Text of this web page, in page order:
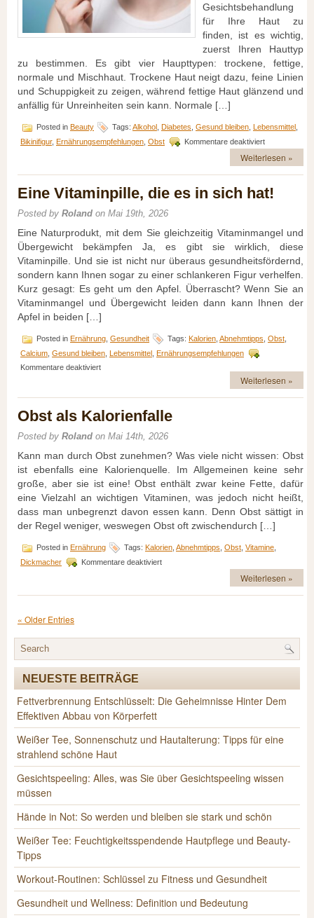
Gesichtsbehandlung
für Ihre Haut zu
finden, ist es wichtig,
zuerst Ihren Hauttyp
zu bestimmen. Es gibt vier Haupttypen: trockene, fettige,
normale und Mischhaut. Trockene Haut neigt dazu, feine Linien
und Schuppigkeit zu zeigen, während fettige Haut glänzend und
anfällig für Unreinheiten sein kann. Normale […]
Posted in Beauty Tags: Alkohol Diabetes Gesund bleiben Lebensmittel
Bikinifigur, Ernährungsempfehlungen Obst Kommentare deaktiviertfür
Strahlende
Haut:
Tipps
die
Weiterlesen »
Eine Vitaminpille, die es in sich hat!
Posted by Roland on Mai 19th, 2026
Eine Naturprodukt, mit dem Sie gleichzeitig Vitaminmangel und
Übergewicht bekämpfen Ja, es gibt sie wirklich, diese
Vitaminpille. Und sie ist nicht nur überaus gesundheitsfördernd,
sondern kann Ihnen sogar zu einer schlankeren Figur verhelfen.
Kurz gesagt: Es geht um den Apfel. Überrascht? Wenn Sie an
Vitaminmangel und Übergewicht leiden dann kann Ihnen der
Apfel in beiden […]
Posted in Ernährung Gesundheit Tags: Kalorien Abnehmtipps Obst
Calcium Gesund bleiben Lebensmittel Ernährungsempfehlungen
Kommentare deaktiviertfür
die
es
in
sich
Weiterlesen »
Obst als Kalorienfalle
Posted by Roland on Mai 14th, 2026
Kann man durch Obst zunehmen? Was viele nicht wissen: Obst
ist ebenfalls eine Kalorienquelle. Im Allgemeinen keine sehr
große, aber sie ist eine! Obst enthält zwar keine Fette, dafür
eine Vielzahl an wichtigen Vitaminen, was jedoch nicht heißt,
dass man unbegrenzt davon essen kann. Denn Obst sättigt in
der Regel weniger, weswegen Obst oft zwischendurch […]
Posted in Ernährung Tags: Kalorien Abnehmtipps Obst Vitamine
Dickmacher
Kommentare deaktiviertfür
Kalorienfalle
Weiterlesen »
« Older Entries
NEUESTE BEITRÄGE
Fettverbrennung Entschlüsselt: Die Geheimnisse Hinter Dem
Effektiven Abbau von Körperfett
Weißer Tee, Sonnenschutz und Hautalterung: Tipps für eine
strahlend schöne Haut
Gesichtspeeling: Alles, was Sie über Gesichtspeeling wissen
müssen
Hände in Not: So werden und bleiben sie stark und schön
Weißer Tee: Feuchtigkeitsspendende Hautpflege und Beauty-
Tipps
Workout-Routinen: Schlüssel zu Fitness und Gesundheit
Gesundheit und Wellness: Definition und Bedeutung